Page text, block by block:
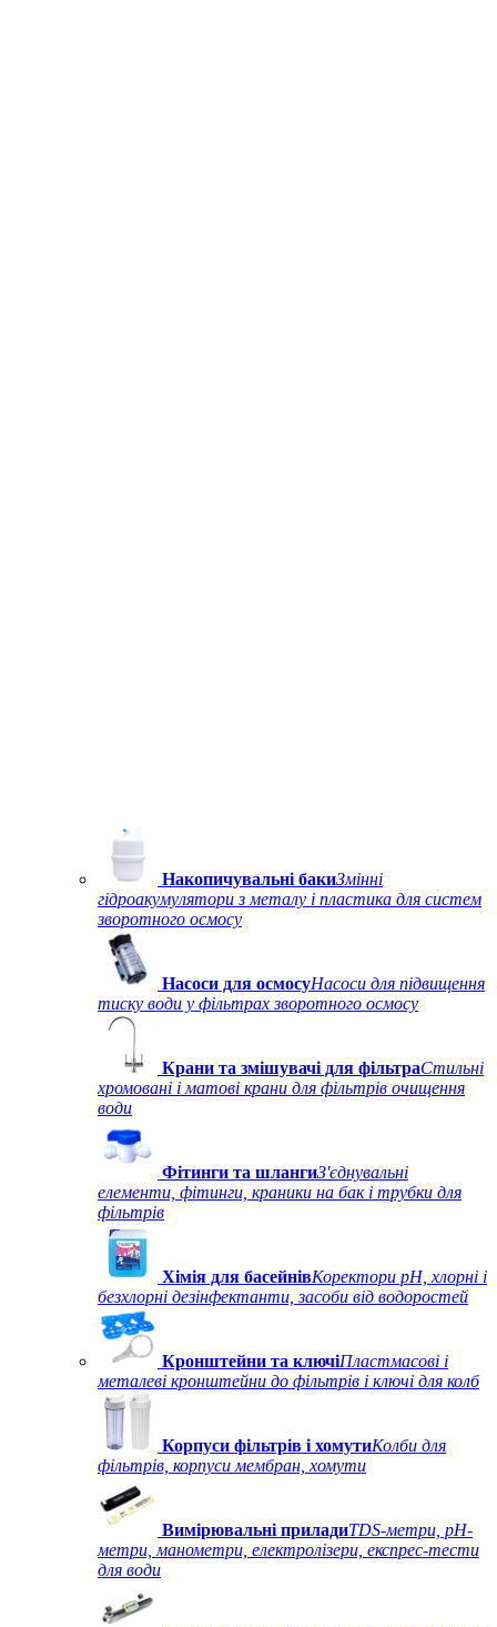
Накопичувальні бакиЗмінні
гідроакумулятори з металу і пластика для систем
зворотного осмосу
Насоси для осмосуНасоси для підвищення
тиску води у фільтрах зворотного осмосу
Крани та змішувачі для фільтраСтильні
хромовані і матові крани для фільтрів очищення
води
Фітинги та шлангиЗ'єднувальні
елементи, фітинги, краники на бак і трубки для
фільтрів
Хімія для басейнівКоректори рН, хлорні і
безхлорні дезінфектанти, засоби від водоростей
Кронштейни та ключіПластмасові і
металеві кронштейни до фільтрів і ключі для колб
Корпуси фільтрів і хомутиКолби для
фільтрів, корпуси мембран, хомути
Вимірювальні приладиTDS-метри, рН-
метри, манометри, електролізери, експрес-тести
для води